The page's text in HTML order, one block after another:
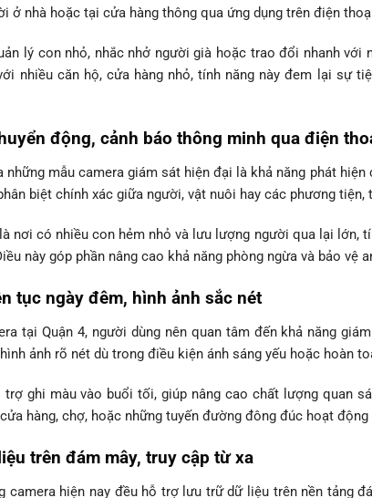
ở nhà hoặc tại cửa hàng thông qua ứng dụng trên điện
lý con nhỏ, nhắc nhở người già hoặc trao đổi nhanh
nhiều căn hộ, cửa hàng nhỏ, tính năng này đem lại sự
động, cảnh báo thông minh qua điện
mẫu camera giám sát hiện đại là khả năng phát
biệt chính xác giữa người, vật nuôi hay các phương
nơi có nhiều con hẻm nhỏ và lưu lượng người qua lại lớn,
này góp phần nâng cao khả năng phòng ngừa và bảo vệ
tục ngày đêm, hình ảnh sắc nét
tại Quận 4, người dùng nên quan tâm đến khả năng
ảnh rõ nét dù trong điều kiện ánh sáng yếu hoặc hoàn
ghi màu vào buổi tối, giúp nâng cao chất lượng quan
hàng, chợ, hoặc những tuyến đường đông đúc hoạt
trên đám mây, truy cập từ xa
camera hiện nay đều hỗ trợ lưu trữ dữ liệu trên nền tảng